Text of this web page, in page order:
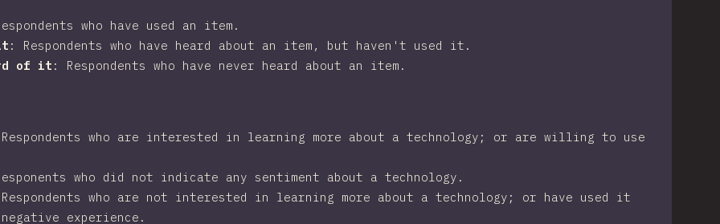
who have used an item.
: Respondents who have heard about an item, but haven't used it.
of it : Respondents who have never heard about an item.
Respondents who are interested in learning more about a technology; or are willing to use
who did not indicate any sentiment about a technology.
Respondents who are not interested in learning more about a technology; or have used it
experience.